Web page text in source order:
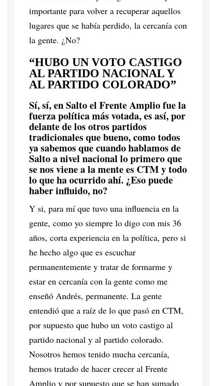
importante para volver a recuperar aquellos
lugares que se había perdido, la cercanía con
la gente. ¿No?
“HUBO UN VOTO CASTIGO
AL PARTIDO NACIONAL Y
AL PARTIDO COLORADO”
Sí, sí, en Salto el Frente Amplio fue la
fuerza política más votada, es así, por
delante de los otros partidos
tradicionales que bueno, como todos
ya sabemos que cuando hablamos de
Salto a nivel nacional lo primero que
se nos viene a la mente es CTM y todo
lo que ha ocurrido ahí. ¿Eso puede
haber influido, no?
Y si, para mí que tuvo una influencia en la
gente, como yo siempre lo digo con mis 36
años, corta experiencia en la política, pero si
he hecho algo que es escuchar
permanentemente y tratar de formarme y
estar en cercanía con la gente como me
enseñó Andrés, permanente. La gente
entendió que a raíz de lo que pasó en CTM,
por supuesto que hubo un voto castigo al
partido nacional y al partido colorado.
Nosotros hemos tenido mucha cercanía,
hemos tratado de hacer crecer al Frente
Amplio y por supuesto que se han sumado